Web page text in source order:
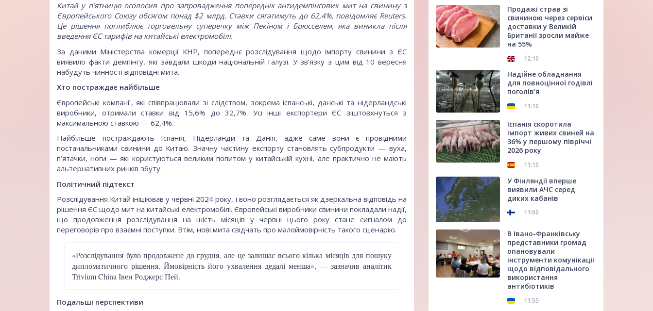
Китай у п’ятницю оголосив про запровадження попередніх антидемпінгових мит на свинину з
Європейського Союзу обсягом понад $2 млрд. Ставки сягатимуть до 62,4%, повідомляє Reuters.
Це рішення поглиблює торговельну суперечку між Пекіном і Брюсселем, яка виникла після
введення ЄС тарифів на китайські електромобілі.
За даними Міністерства комерції КНР, попереднє розслідування щодо імпорту свинини з ЄС
виявило факти демпінгу, які завдали шкоди національній галузі. У зв’язку з цим від 10 вересня
набудуть чинності відповідні мита.
Хто постраждає найбільше
Європейські компанії, які співпрацювали зі слідством, зокрема іспанські, данські та нідерландські
виробники, отримали ставки від 15,6% до 32,7%. Усі інші експортери ЄС зіштовхнуться з
максимальною ставкою — 62,4%.
Найбільше постраждають Іспанія, Нідерланди та Данія, адже саме вони є провідними
постачальниками свинини до Китаю. Значну частину експорту становлять субпродукти — вуха,
п’ятачки, ноги — які користуються великим попитом у китайській кухні, але практично не мають
альтернативних ринків збуту.
Політичний підтекст
Розслідування Китай ініціював у червні 2024 року, і воно розглядається як дзеркальна відповідь на
рішення ЄС щодо мит на китайські електромобілі. Європейські виробники свинини покладали надії,
що продовження розслідування на шість місяців у червні цього року стане сигналом до
переговорів про взаємні поступки. Втім, нові мита свідчать про малоймовірність такого сценарію.
«Розслідування було продовжене до грудня, але це залишає всього кілька місяців для пошуку
дипломатичного рішення. Ймовірність його ухвалення дедалі менша», — зазначив аналітик
Trivium China Івен Роджерс Пей.
Подальші перспективи
Продажі страв зі
свининою через сервіси
доставки у Великій
Британії зросли майже
на 55%
12:10
Надійне обладнання
для повноцінної годівлі
поголів'я
11:10
Іспанія скоротила
імпорт живих свиней на
36% у першому півріччі
2026 року
11:15
У Фінляндії вперше
виявили АЧС серед
диких кабанів
11:00
В Івано-Франківську
представники громад
опановували
інструменти комунікації
щодо відповідального
використання
антибіотиків
11:55